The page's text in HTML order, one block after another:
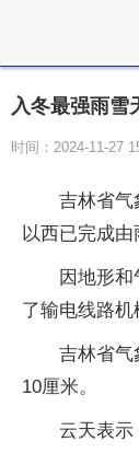
入冬最强雨雪
时间：2024-11-27
吉林省气
以西已完成由
因地形
了输电线路机
吉林省气
10厘米。
云天表